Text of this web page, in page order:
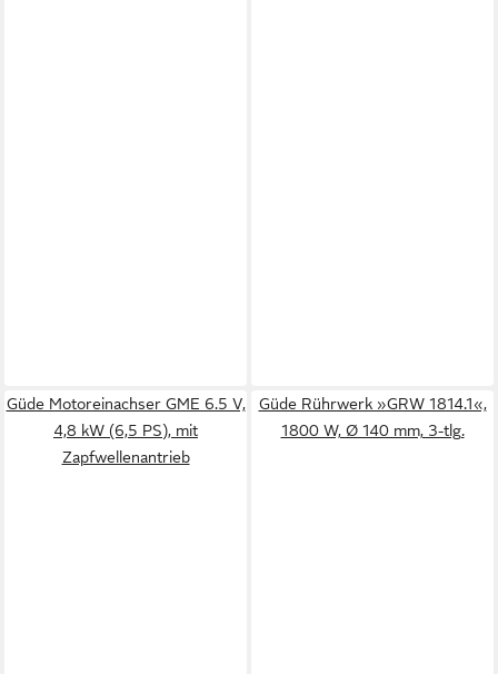
Güde Motoreinachser GME 6.5 V,
4,8 kW (6,5 PS), mit
Zapfwellenantrieb
Güde Rührwerk »GRW 1814.1«,
1800 W, Ø 140 mm, 3-tlg.